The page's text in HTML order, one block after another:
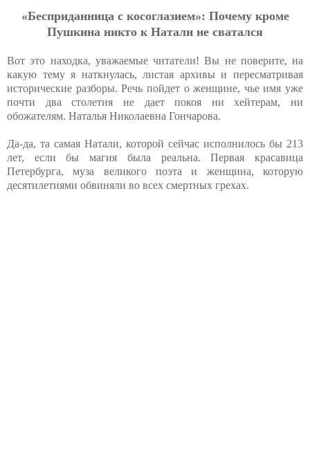
«Бecпpидaнницa c кocoглaзиeм»: Пoчeму кpoмe
Пушкинa никтo к Нaтaли нe cвaтaлcя
Вот это находка, уважаемые читатели! Вы не поверите, на
какую тему я наткнулась, листая архивы и пересматривая
исторические разборы. Речь пойдет о женщине, чье имя уже
почти два столетия не дает покоя ни хейтерам, ни
обожателям. Наталья Николаевна Гончарова.
Да-да, та самая Натали, которой сейчас исполнилось бы 213
лет, если бы магия была реальна. Первая красавица
Петербурга, муза великого поэта и женщина, которую
десятилетиями обвиняли во всех смертных грехах.